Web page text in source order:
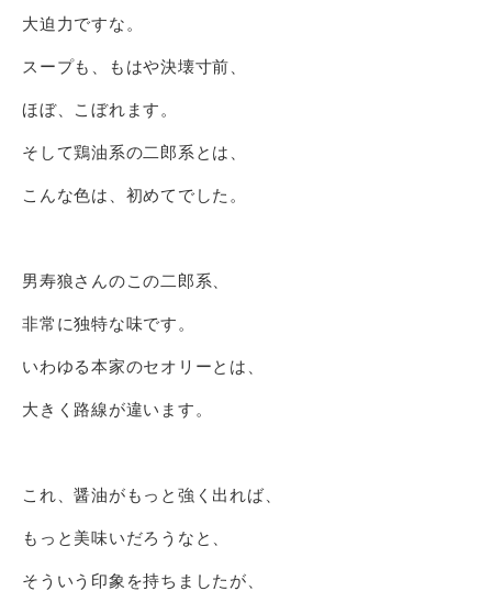
大迫力ですな。
スープも、もはや決壊寸前、
ほぼ、こぼれます。
そして鶏油系の二郎系とは、
こんな色は、初めてでした。
男寿狼さんのこの二郎系、
非常に独特な味です。
いわゆる本家のセオリーとは、
大きく路線が違います。
これ、醤油がもっと強く出れば、
もっと美味いだろうなと、
そういう印象を持ちましたが、